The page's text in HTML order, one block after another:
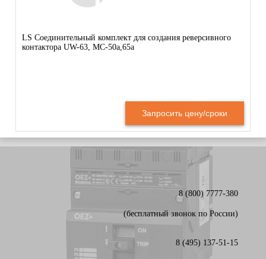
LS Соединительный комплект для создания реверсивного
контактора UW-63, MC-50a,65a
Запросить цену/сроки
8 (800) 7777-380
(бесплатный звонок по России)
8 (495) 137-51-15